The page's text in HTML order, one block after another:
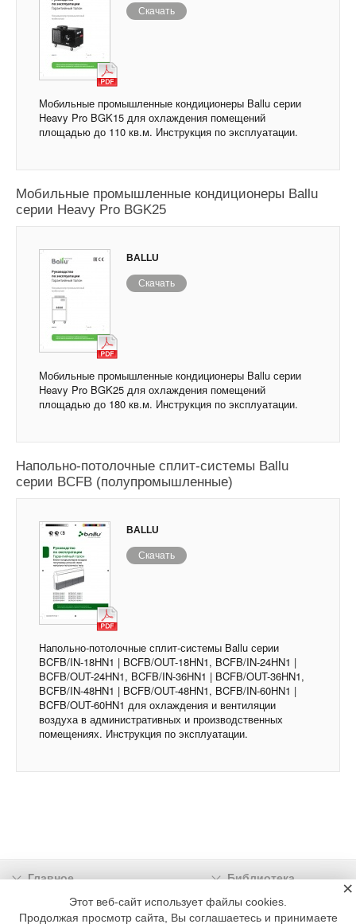
Скачать
Мобильные промышленные кондиционеры Ballu серии
Heavy Pro BGK15 для охлаждения помещений
площадью до 110 кв.м. Инструкция по эксплуатации.
Мобильные промышленные кондиционеры Ballu
серии Heavy Pro BGK25
BALLU
Скачать
Мобильные промышленные кондиционеры Ballu серии
Heavy Pro BGK25 для охлаждения помещений
площадью до 180 кв.м. Инструкция по эксплуатации.
Напольно-потолочные сплит-системы Ballu
серии BCFB (полупромышленные)
BALLU
Скачать
Напольно-потолочные сплит-системы Ballu серии
BCFB/IN-18HN1 | BCFB/OUT-18HN1, BCFB/IN-24HN1 |
BCFB/OUT-24HN1, BCFB/IN-36HN1 | BCFB/OUT-36HN1,
BCFB/IN-48HN1 | BCFB/OUT-48HN1, BCFB/IN-60HN1 |
BCFB/OUT-60HN1 для охлаждения и вентиляции
воздуха в административных и производственных
помещениях. Инструкция по эксплуатации.
Главное
Библиотека
Подписка
Реклама
Этот веб-сайт использует файлы cookies.
Продолжая просмотр сайта, Вы соглашаетесь и принимаете
×